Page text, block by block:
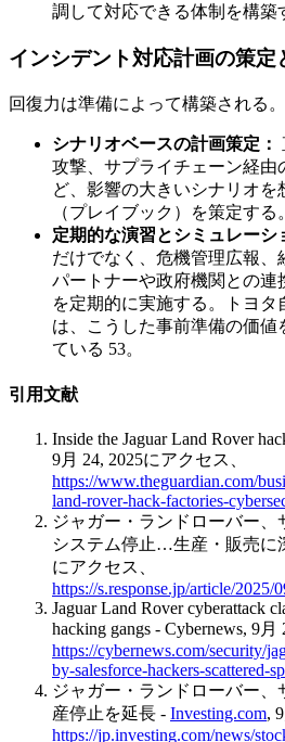
調して対応できる体制を構築
インシデント対応計画の策定
回復力は準備によって構築される。
シナリオベースの計画策定：
攻撃、サプライチェーン経由
ど、影響の大きいシナリオ
（プレイブック）を策定する。
定期的な演習とシミュレーシ
だけでなく、危機管理広報、
パートナーや政府機関との連
を定期的に実施する。トヨタ
は、こうした事前準備の価値
ている 53。
引用文献
Inside the Jaguar Land Rover
9月 24, 2025にアクセス、
https://www.theguardian.com/
land-rover-hack-factories-
ジャガー・ランドローバー
システム停止…生産・販売に
にアクセス、
https://s.response.jp/article/2025/
Jaguar Land Rover cyberattack
hacking gangs - Cybernews, 9月
https://cybernews.com/security/
by-salesforce-hackers-scattered-
ジャガー・ランドローバー
産停止を延長 - Investing.com,
https://jp.investing.com/news/